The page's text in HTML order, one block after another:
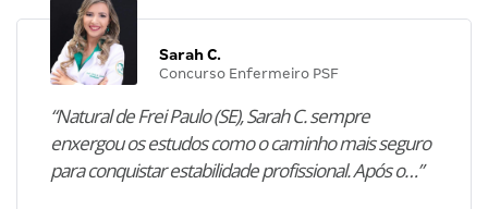
Sarah C.
Concurso Enfermeiro PSF
“Natural de Frei Paulo (SE), Sarah C. sempre
enxergou os estudos como o caminho mais seguro
para conquistar estabilidade profissional. Após o…”